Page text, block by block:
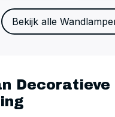
Bekijk alle
Decoratieve